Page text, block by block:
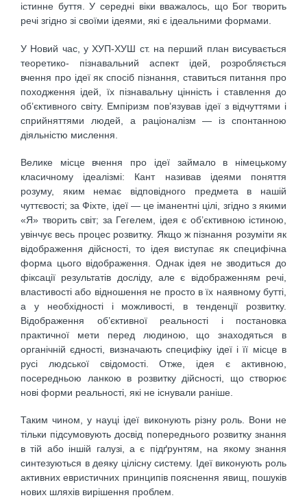
істинне буття. У середні віки вважалось, що Бог творить
речі згідно зі своїми ідеями, які є ідеальними формами.
У Новий час, у ХУП-ХУШ ст. на перший план висувається
теоретико- пізнавальний аспект ідей, розробляється
вчення про ідеї як спосіб пізнання, ставиться питання про
походження ідей, їх пізнавальну цінність і ставлення до
об’єктивного світу. Емпіризм пов’язував ідеї з відчуттями і
сприйняттями людей, а раціоналізм — із спонтанною
діяльністю мислення.
Велике місце вчення про ідеї займало в німецькому
класичному ідеалізмі: Кант називав ідеями поняття
розуму, яким немає відповідного предмета в нашій
чуттєвості; за Фіхте, ідеї — це іманентні цілі, згідно з якими
«Я» творить світ; за Гегелем, ідея є об’єктивною істиною,
увінчує весь процес розвитку. Якщо ж пізнання розуміти як
відображення дійсності, то ідея виступає як специфічна
форма цього відображення. Однак ідея не зводиться до
фіксації результатів досліду, але є відображенням речі,
властивості або відношення не просто в їх наявному бутті,
а у необхідності і можливості, в тенденції розвитку.
Відображення об’єктивної реальності і постановка
практичної мети перед людиною, що знаходяться в
органічній єдності, визначають специфіку ідеї і її місце в
русі людської свідомості. Отже, ідея є активною,
посередньою ланкою в розвитку дійсності, що створює
нові форми реальності, які не існували раніше.
Таким чином, у науці ідеї виконують різну роль. Вони не
тільки підсумовують досвід попереднього розвитку знання
в тій або іншій галузі, а є підґрунтям, на якому знання
синтезуються в деяку цілісну систему. Ідеї виконують роль
активних евристичних принципів пояснення явищ, пошуків
нових шляхів вирішення проблем.